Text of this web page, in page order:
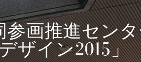
参画推進セン
ザイン2015」